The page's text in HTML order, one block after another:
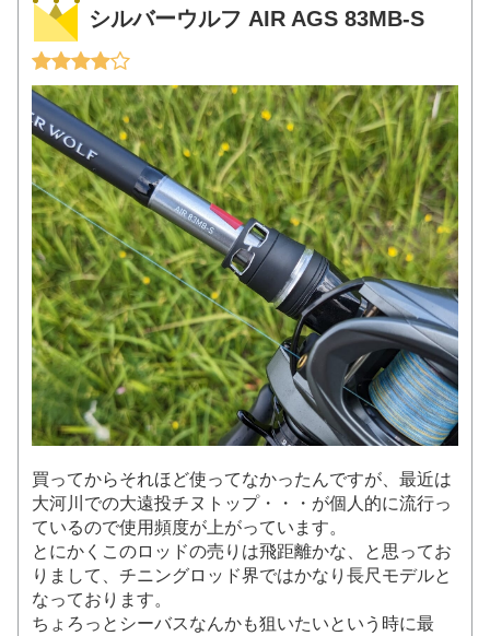
シルバーウルフ AIR AGS 83MB-S
買ってからそれほど使ってなかったんですが、最近は
大河川での大遠投チヌトップ・・・が個人的に流行っ
ているので使用頻度が上がっています。
とにかくこのロッドの売りは飛距離かな、と思ってお
りまして、チニングロッド界ではかなり長尺モデルと
なっております。
ちょろっとシーバスなんかも狙いたいという時に最